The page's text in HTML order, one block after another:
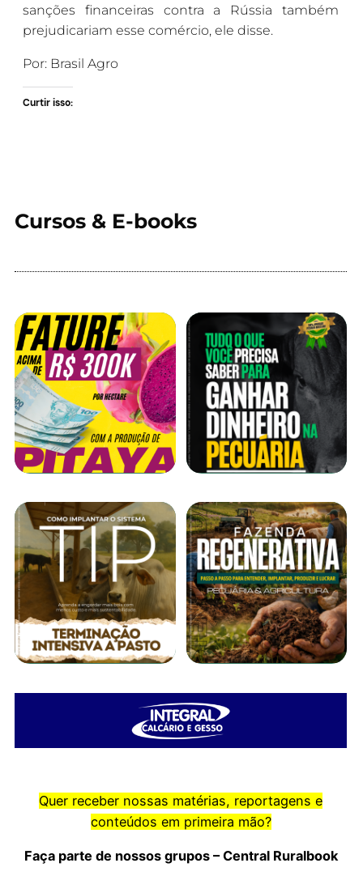
sanções financeiras contra a Rússia também
prejudicariam esse comércio, ele disse.
Por: Brasil Agro
Curtir isso:
Cursos & E-books
Quer receber nossas matérias, reportagens e
conteúdos em primeira mão?
Faça parte de nossos grupos – Central Ruralbook